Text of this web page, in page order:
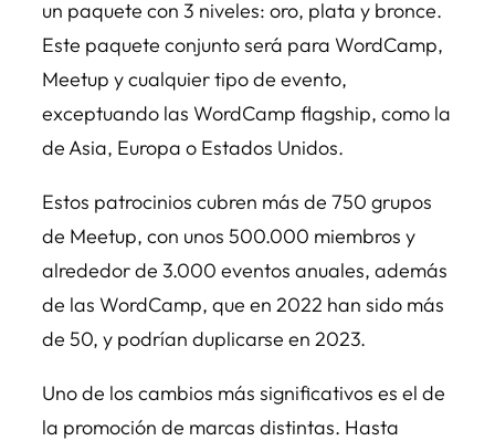
un paquete con 3 niveles: oro, plata y bronce.
Este paquete conjunto será para WordCamp,
Meetup y cualquier tipo de evento,
exceptuando las WordCamp flagship, como la
de Asia, Europa o Estados Unidos.
Estos patrocinios cubren más de 750 grupos
de Meetup, con unos 500.000 miembros y
alrededor de 3.000 eventos anuales, además
de las WordCamp, que en 2022 han sido más
de 50, y podrían duplicarse en 2023.
Uno de los cambios más significativos es el de
la promoción de marcas distintas. Hasta